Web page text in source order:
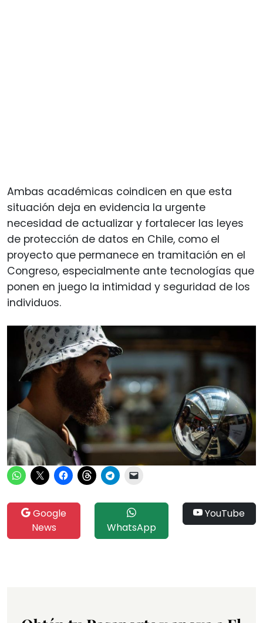
Ambas académicas coindicen en que esta
situación deja en evidencia la urgente
necesidad de actualizar y fortalecer las leyes
de protección de datos en Chile, como el
proyecto que permanece en tramitación en el
Congreso, especialmente ante tecnologías que
ponen en juego la intimidad y seguridad de los
individuos.
Google
News
WhatsApp
YouTube